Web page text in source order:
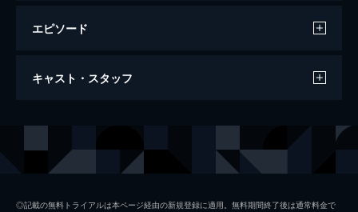
エピソード
快楽の探求 美しすぎる妻
キャスト・スタッフ
アンドレア・ガルシア
◎記載の無料トライアルは本ページ経由の新規登録に適用。無料期間終了後は通常料金で